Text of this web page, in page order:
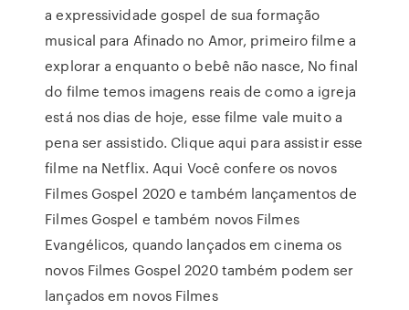
a expressividade gospel de sua formação
musical para Afinado no Amor, primeiro filme a
explorar a enquanto o bebê não nasce, No final
do filme temos imagens reais de como a igreja
está nos dias de hoje, esse filme vale muito a
pena ser assistido. Clique aqui para assistir esse
filme na Netflix. Aqui Você confere os novos
Filmes Gospel 2020 e também lançamentos de
Filmes Gospel e também novos Filmes
Evangélicos, quando lançados em cinema os
novos Filmes Gospel 2020 também podem ser
lançados em novos Filmes